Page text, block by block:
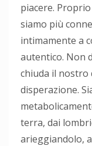
piacere.
siamo più
intimamente a
autentico. Non
chiuda il nostro
disperazione.
terra, dai
arieggiandolo,